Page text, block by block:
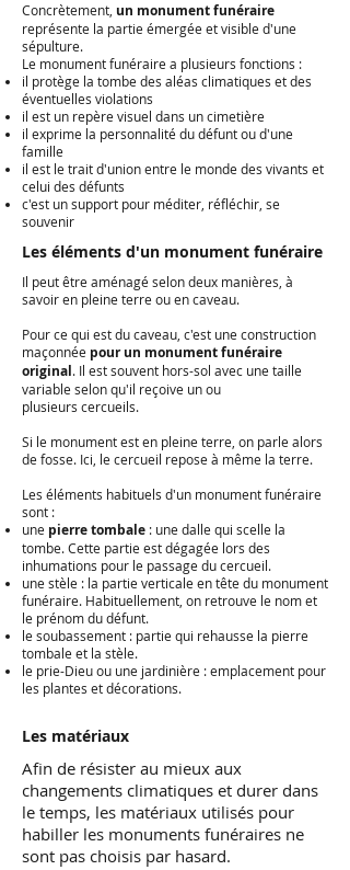
Concrètement, un monument funéraire
représente la partie émergée et visible d'une
sépulture.
Le monument funéraire a plusieurs fonctions :
il protège la tombe des aléas climatiques et des
éventuelles violations
il est un repère visuel dans un cimetière
il exprime la personnalité du défunt ou d'une
famille
il est le trait d'union entre le monde des vivants et
celui des défunts
c'est un support pour méditer, réfléchir, se
souvenir
Les éléments d'un monument funéraire
Il peut être aménagé selon deux manières, à
savoir en pleine terre ou en caveau.
Pour ce qui est du caveau, c'est une construction
maçonnée pour un monument funéraire
original. Il est souvent hors-sol avec une taille
variable selon qu'il reçoive un ou
plusieurs cercueils.
Si le monument est en pleine terre, on parle alors
de fosse. Ici, le cercueil repose à même la terre.
Les éléments habituels d'un monument funéraire
sont :
une pierre tombale : une dalle qui scelle la
tombe. Cette partie est dégagée lors des
inhumations pour le passage du cercueil.
une stèle : la partie verticale en tête du monument
funéraire. Habituellement, on retrouve le nom et
le prénom du défunt.
le soubassement : partie qui rehausse la pierre
tombale et la stèle.
le prie-Dieu ou une jardinière : emplacement pour
les plantes et décorations.
Les matériaux
Afin de résister ​au mieux aux
changements climatiques et durer dans
le temps, les matériaux utilisés pour
habiller les monuments funéraires ne
sont pas choisis par hasard.